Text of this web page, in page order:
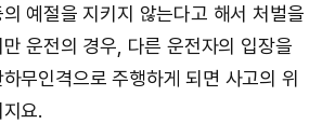
예절을 지키지 않는다고 해서 처벌을
운전의 경우, 다른 운전자의 입장을
무인격으로 주행하게 되면 사고의 위
요.